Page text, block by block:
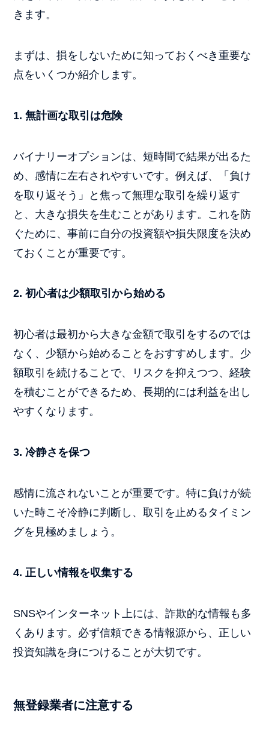
きます。
まずは、損をしないために知っておくべき重要な
点をいくつか紹介します。
1.無計画な取引は危険
バイナリーオプションは、短時間で結果が出るた
め、感情に左右されやすいです。例えば、「負け
を取り返そう」と焦って無理な取引を繰り返す
と、大きな損失を生むことがあります。これを防
ぐために、事前に自分の投資額や損失限度を決め
ておくことが重要です。
2.初心者は少額取引から始める
初心者は最初から大きな金額で取引をするのでは
なく、少額から始めることをおすすめします。少
額取引を続けることで、リスクを抑えつつ、経験
を積むことができるため、長期的には利益を出し
やすくなります。
3.冷静さを保つ
感情に流されないことが重要です。特に負けが続
いた時こそ冷静に判断し、取引を止めるタイミン
グを見極めましょう。
4. 正しい情報を収集する
SNSやインターネット上には、詐欺的な情報も多
くあります。必ず信頼できる情報源から、正しい
投資知識を身につけることが大切です。
無登録業者に注意する